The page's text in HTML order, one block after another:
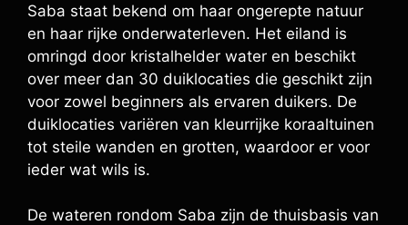
Saba staat bekend om haar ongerepte natuur
en haar rijke onderwaterleven. Het eiland is
omringd door kristalhelder water en beschikt
over meer dan 30 duiklocaties die geschikt zijn
voor zowel beginners als ervaren duikers. De
duiklocaties variëren van kleurrijke koraaltuinen
tot steile wanden en grotten, waardoor er voor
ieder wat wils is.
De wateren rondom Saba zijn de thuisbasis van